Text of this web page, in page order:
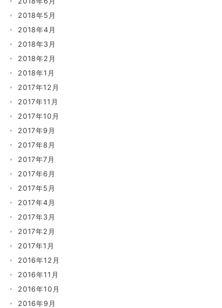
2018年5月
2018年4月
2018年3月
2018年2月
2018年1月
2017年12月
2017年11月
2017年10月
2017年9月
2017年8月
2017年7月
2017年6月
2017年5月
2017年4月
2017年3月
2017年2月
2017年1月
2016年12月
2016年11月
2016年10月
2016年9月